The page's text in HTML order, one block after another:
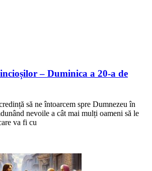
– Duminica a 20-a de
să ne întoarcem spre Dumnezeu în
nevoile a cât mai mulți oameni să le
va fi cu